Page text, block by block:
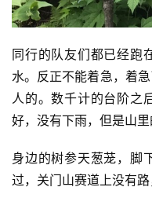
同行的队友们都已经跑
水。反正不能着急，着
人的。数千计的台阶之
好，没有下雨，但是山里
身边的树参天葱茏，脚
过，关门山赛道上没有路